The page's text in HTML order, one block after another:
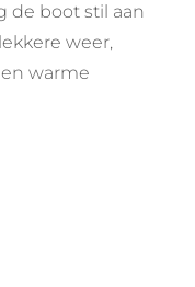
de boot stil aan
weer,
warme